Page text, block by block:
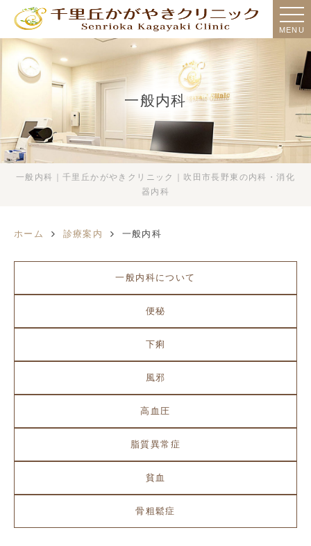
MENU
一般内科
一般内科｜千里丘かがやきクリニック｜吹田市長野東の内科・消化
器内科
ホーム 診療案内 一般内科
一般内科について
便秘
下痢
風邪
高血圧
脂質異常症
貧血
骨粗鬆症